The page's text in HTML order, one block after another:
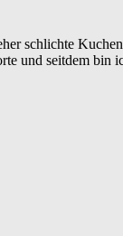
schlichte
und seitdem bin